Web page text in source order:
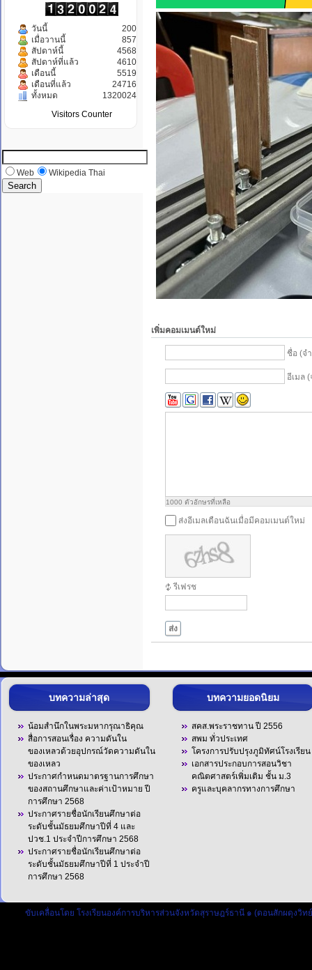
วันนี้
200
เมื่อวานนี้
857
สัปดาห์นี้
4568
สัปดาห์ที่แล้ว
4610
เดือนนี้
5519
เดือนที่แล้ว
24716
ทั้งหมด
1320024
Visitors Counter
Web Wikipedia Thai
เพิ่มคอมเมนต์ใหม่
ชื่อ (จ
อีเมล
1000 ตัวอักษรที่เหลือ
ส่งอีเมลเตือนฉันเมื่อมีคอมเมนต์ใหม่
รีเฟรช
ส่ง
บทความล่าสุด
น้อมสำนึกในพระมหากรุณาธิคุณ
สื่อการสอนเรื่อง ความดันใน
ของเหลวด้วยอุปกรณ์วัดความดันใน
ของเหลว
ประกาศกำหนดมาตรฐานการศึกษา
ของสถานศึกษาและค่าเป้าหมาย ปี
การศึกษา 2568
ประกาศรายชื่อนักเรียนศึกษาต่อ
ระดับชั้นมัธยมศึกษาปีที่ 4 และ
ปวช.1 ประจำปีการศึกษา 2568
ประกาศรายชื่อนักเรียนศึกษาต่อ
ระดับชั้นมัธยมศึกษาปีที่ 1 ประจำปี
การศึกษา 2568
บทความยอดนิยม
สคส.พระราชทาน ปี 2556
สพม ทั่วประเทศ
โครงการปรับปรุงภูมิทัศน์โรงเรียน
เอกสารประกอบการสอนวิชา
คณิตศาสตร์เพิ่มเติม ชั้น ม.3
ครูและบุคลากรทางการศึกษา
ขับเคลื่อนโดย โรงเรียนองค์การบริหารส่วนจังหวัดสุราษฎร์ธานี ๑ (ดอนสักผดุงวิท